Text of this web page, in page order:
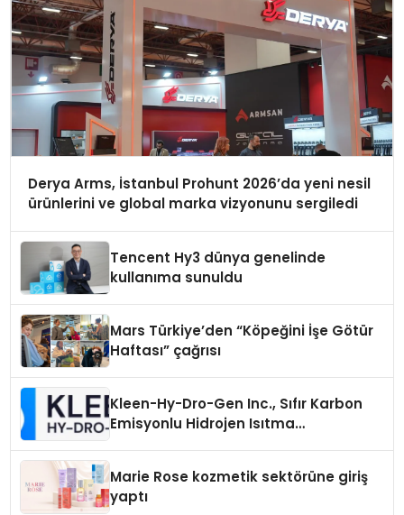
Derya Arms, İstanbul Prohunt 2026’da yeni nesil
ürünlerini ve global marka vizyonunu sergiledi
Tencent Hy3 dünya genelinde
kullanıma sunuldu
Mars Türkiye’den “Köpeğini İşe Götür
Haftası” çağrısı
Kleen-Hy-Dro-Gen Inc., Sıfır Karbon
Emisyonlu Hidrojen Isıtma
Marie Rose kozmetik sektörüne giriş
yaptı